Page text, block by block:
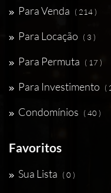
Para Venda ( 214 )
Para Locação ( 3 )
Para Permuta ( 17 )
Para Investimento (
Condomínios ( 40 )
Favoritos
Sua Lista ( 0 )